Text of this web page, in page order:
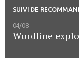
SUIVI DE
04/08
Wordline